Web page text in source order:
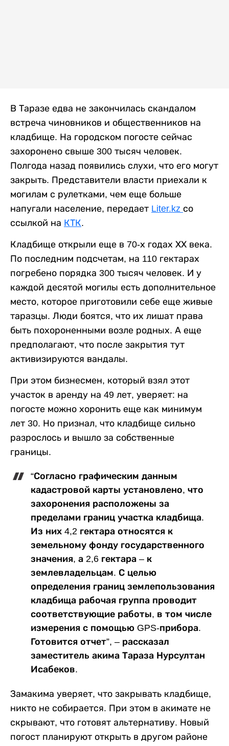
В Таразе едва не закончилась скандалом
встреча чиновников и общественников на
кладбище. На городском погосте сейчас
захоронено свыше 300 тысяч человек.
Полгода назад появились слухи, что его могут
закрыть. Представители власти приехали к
могилам с рулетками, чем еще больше
напугали население, передает Liter.kz со
ссылкой на КТК.
Кладбище открыли еще в 70-х годах ХХ века.
По последним подсчетам, на 110 гектарах
погребено порядка 300 тысяч человек. И у
каждой десятой могилы есть дополнительное
место, которое приготовили себе еще живые
таразцы. Люди боятся, что их лишат права
быть похороненными возле родных. А еще
предполагают, что после закрытия тут
активизируются вандалы.
При этом бизнесмен, который взял этот
участок в аренду на 49 лет, уверяет: на
погосте можно хоронить еще как минимум
лет 30. Но признал, что кладбище сильно
разрослось и вышло за собственные
границы.
“Согласно графическим данным
кадастровой карты установлено, что
захоронения расположены за
пределами границ участка кладбища.
Из них 4,2 гектара относятся к
земельному фонду государственного
значения, а 2,6 гектара – к
землевладельцам. С целью
определения границ землепользования
кладбища рабочая группа проводит
соответствующие работы, в том числе
измерения с помощью GPS-прибора.
Готовится отчет”, – рассказал
заместитель акима Тараза Нурсултан
Исабеков.
Замакима уверяет, что закрывать кладбище,
никто не собирается. При этом в акимате не
скрывают, что готовят альтернативу. Новый
погост планируют открыть в другом районе